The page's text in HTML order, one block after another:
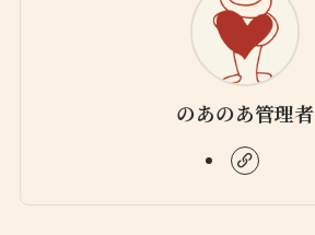
のあのあ管理者